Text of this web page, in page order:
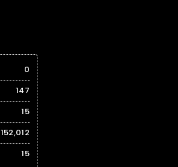
0
147
15
152,012
15